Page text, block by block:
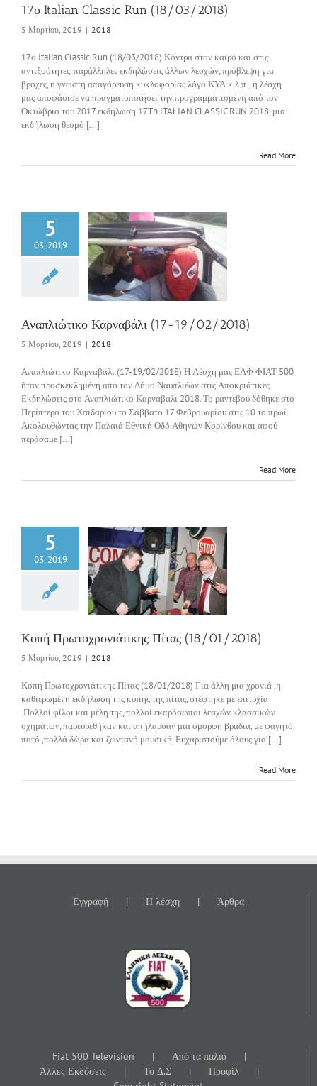
17ο Italian Classic Run (18/03/2018)
5 Μαρτίου, 2019 | 2018
17ο Italian Classic Run (18/03/2018) Κόντρα στον καιρό και στις
αντιξοότητες, παράλληλες εκδηλώσεις άλλων λεσχών, πρόβλεψη για
βροχές, η γνωστή απαγόρευση κυκλοφορίας λόγο ΚΥΑ κ.λ.π., η λέσχη
μας αποφάσισε να πραγματοποιήσει την προγραμματισμένη από τον
Οκτώβριο του 2017 εκδήλωση 17Th ITALIAN CLASSIC RUN 2018, μια
εκδήλωση θεσμό [...]
Read More
5
03, 2019
Καρναβάλι
02/2018)
Αναπλιώτικο Καρναβάλι (17-19/02/2018)
5 Μαρτίου, 2019 | 2018
Αναπλιώτικο Καρναβάλι (17-19/02/2018) Η Λέσχη μας ΕΛΦ ΦΙΑΤ 500
ήταν προσκεκλημένη από τον Δήμο Ναυπλιέων στις Αποκριάτικες
Εκδηλώσεις στο Αναπλιώτικο Καρναβάλι 2018. Το ραντεβού δόθηκε στο
Περίπτερο του Χαϊδαρίου το Σάββατο 17 Φεβρουαρίου στις 10 το πρωί.
Ακολουθώντας την Παλαιά Εθνική Οδό Αθηνών Κορίνθου και αφού
περάσαμε [...]
Read More
5
03, 2019
(18/01/2018)
Κοπή Πρωτοχρονιάτικης Πίτας (18/01/2018)
5 Μαρτίου, 2019 | 2018
Κοπή Πρωτοχρονιάτικης Πίτας (18/01/2018) Για άλλη μια χρονιά ,η
καθιερωμένη εκδήλωση της κοπής της πίτας, στέφτηκε με επιτυχία
.Πολλοί φίλοι και μέλη της, πολλοί εκπρόσωποι λεσχών κλασσικών
οχημάτων, παρευρεθήκαν και απήλαυσαν μια όμορφη βράδια, με φαγητό,
ποτό ,πολλά δώρα και ζωντανή μουσική. Ευχαριστούμε όλους για [...]
Read More
Εγγραφή Η λέσχη Άρθρα
Fiat 500 Television
Από τα παλιά
Άλλες Εκδόσεις
Το Δ.Σ
Προφίλ